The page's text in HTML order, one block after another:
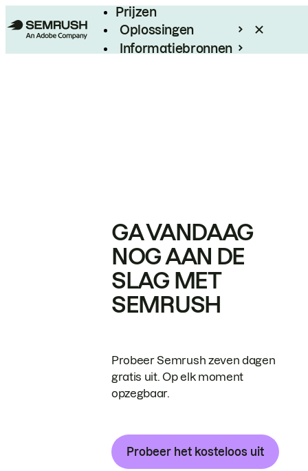
Prijzen
Oplossingen
Informatiebronnen
GA VANDAAG
NOG AAN DE
SLAG MET
SEMRUSH
Probeer Semrush zeven dagen
gratis uit. Op elk moment
opzegbaar.
Probeer het kosteloos uit